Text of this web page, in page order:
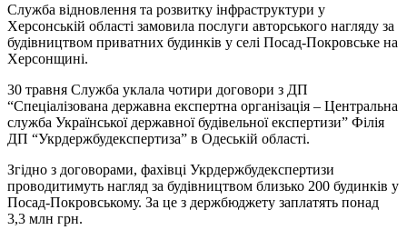
Служба відновлення та розвитку інфраструктури у
Херсонській області замовила послуги авторського нагляду за
будівництвом приватних будинків у селі Посад-Покровське на
Херсонщині.
30 травня Служба уклала чотири договори з ДП
“Спеціалізована державна експертна організація – Центральна
служба Української державної будівельної експертизи” Філія
ДП “Укрдержбудекспертиза” в Одеській області.
Згідно з договорами, фахівці Укрдержбудекспертизи
проводитимуть нагляд за будівництвом близько 200 будинків у
Посад-Покровському. За це з держбюджету заплатять понад
3,3 млн грн.